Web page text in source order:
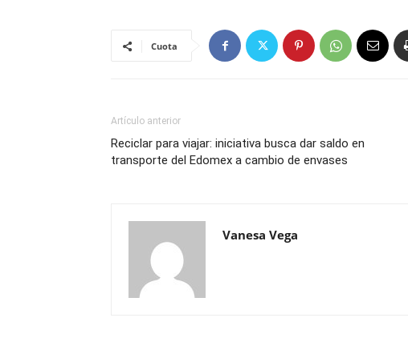
Cuota
Artículo anterior
Reciclar para viajar: iniciativa busca dar saldo en
transporte del Edomex a cambio de envases
Vanesa Vega